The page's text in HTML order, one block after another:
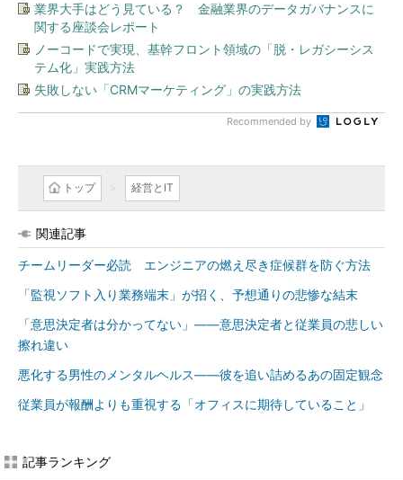
業界大手はどう見ている？ 金融業界のデータガバナンスに
関する座談会レポート
ノーコードで実現、基幹フロント領域の「脱・レガシーシス
テム化」実践方法
失敗しない「CRMマーケティング」の実践方法
Recommended by
トップ 経営とIT
関連記事
チームリーダー必読 エンジニアの燃え尽き症候群を防ぐ方法
「監視ソフト入り業務端末」が招く、予想通りの悲惨な結末
「意思決定者は分かってない」――意思決定者と従業員の悲しい
擦れ違い
悪化する男性のメンタルヘルス――彼を追い詰めるあの固定観念
従業員が報酬よりも重視する「オフィスに期待していること」
記事ランキング